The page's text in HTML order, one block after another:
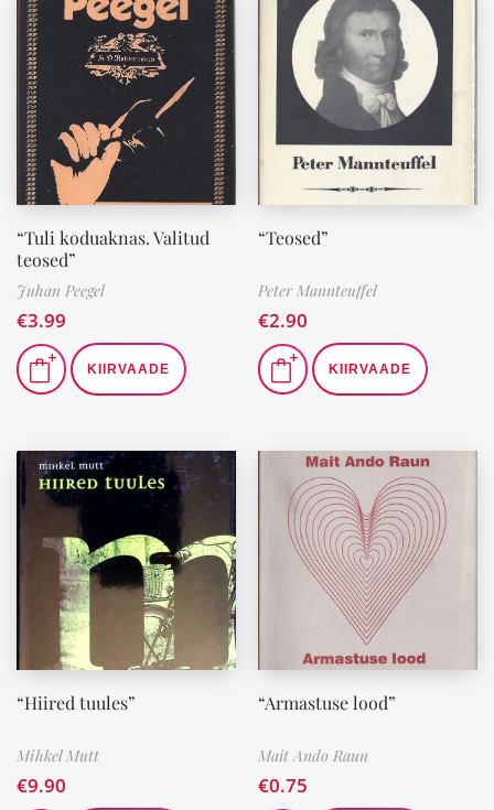
“Tuli koduaknas. Valitud
teosed”
Juhan Peegel
€3.99
KIIRVAADE
“Teosed”
Peter Mannteuffel
€2.90
KIIRVAADE
“Hiired tuules”
Mihkel Mutt
€9.90
“Armastuse lood”
Mait Ando Raun
€0.75